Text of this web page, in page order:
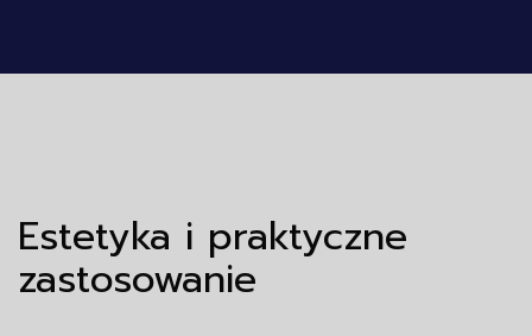
Estetyka i praktyczne
zastosowanie